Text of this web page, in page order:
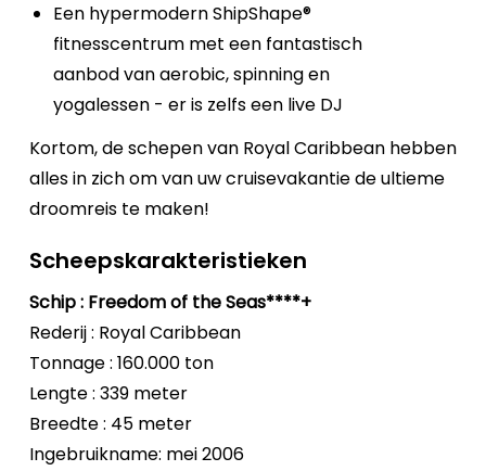
Een hypermodern ShipShape®
fitnesscentrum met een fantastisch
aanbod van aerobic, spinning en
yogalessen - er is zelfs een live DJ
Kortom, de schepen van Royal Caribbean hebben
alles in zich om van uw cruisevakantie de ultieme
droomreis te maken!
Scheepskarakteristieken
Schip : Freedom of the Seas****+
Rederij : Royal Caribbean
Tonnage : 160.000 ton
Lengte : 339 meter
Breedte : 45 meter
Ingebruikname: mei 2006